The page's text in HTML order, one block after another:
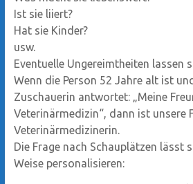
Ist sie liiert?
Hat sie Kinder?
usw.
Eventuelle Ungereimtheiten lassen
Wenn die Person 52 Jahre alt ist
Zuschauerin antwortet: „Meine
Veterinärmedizin“, dann ist unsere
Veterinärmedizinerin.
Die Frage nach Schauplätzen lässt
Weise personalisieren: